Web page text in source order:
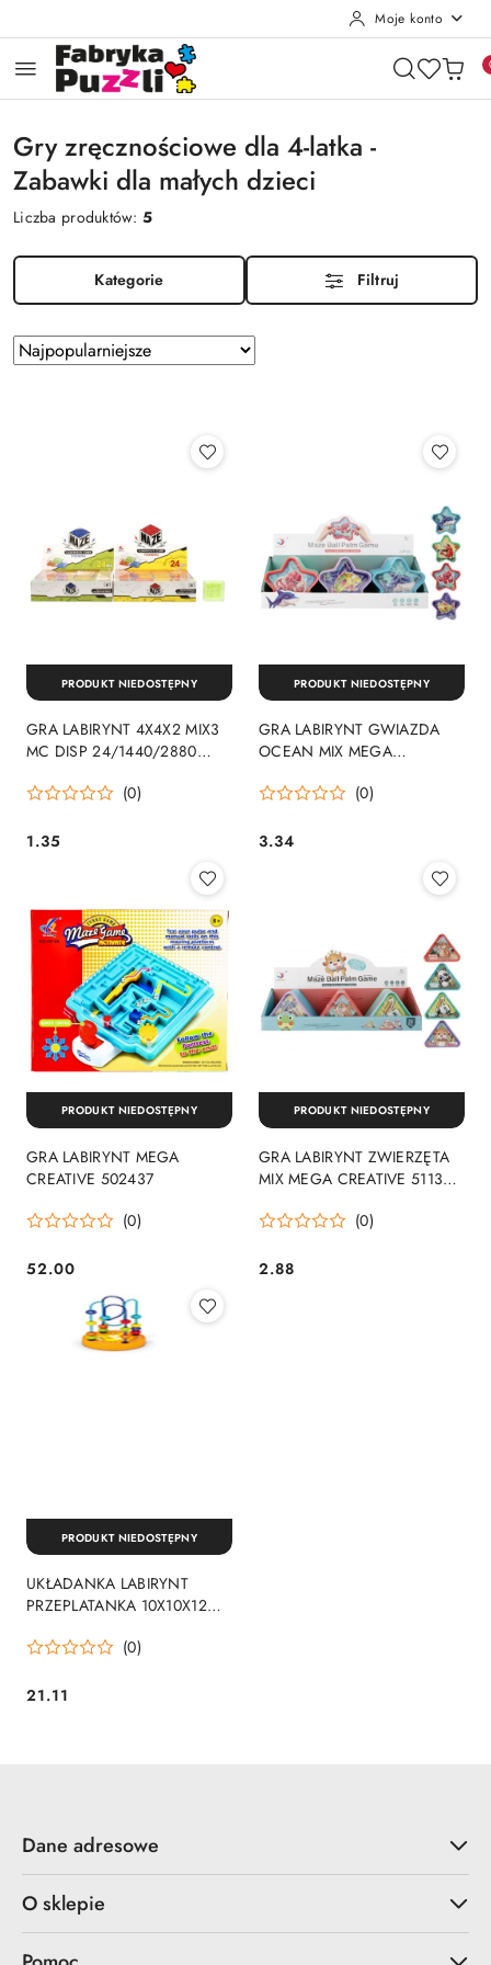
Moje konto
Gry zręcznościowe dla 4-latka -
Zabawki dla małych dzieci
Liczba produktów:5
Kategorie Filtruj
Zastosowano
sortowanie:
Sortuj
według
GRA LABIRYNT 4X4X2 MIX3
MC DISP 24/1440/2880
(0)
Cena:
1.35
PRODUKT NIEDOSTĘPNY
GRA LABIRYNT GWIAZDA
OCEAN MIX MEGA
CREATIVE
(0)
Cena:
3.34
PRODUKT NIEDOSTĘPNY
GRA LABIRYNT MEGA
CREATIVE 502437
(0)
Cena:
52.00
PRODUKT NIEDOSTĘPNY
GRA LABIRYNT ZWIERZĘTA
MIX MEGA CREATIVE 511306
(0)
Cena:
2.88
PRODUKT NIEDOSTĘPNY
UKŁADANKA LABIRYNT
PRZEPLATANKA 10X10X12
(0)
Cena:
21.11
PRODUKT NIEDOSTĘPNY
Dane adresowe
O sklepie